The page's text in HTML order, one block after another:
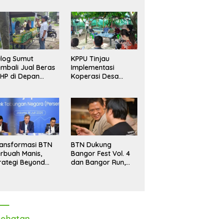
Sumut
Jual Beras
di Depan
Akhir Tahun
KPPU Tinjau
Implementasi
Koperasi Desa
BTN
Manis,
Beyond
BTN Dukung
Bangor Fest Vol. 4
dan Bangor Run,